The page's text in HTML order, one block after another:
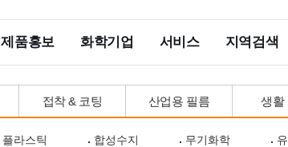
제품홍보 화학기업 서비스 지역검색
접착 & 코팅 산업용 필름 생활
플라스틱 합성수지 무기화학